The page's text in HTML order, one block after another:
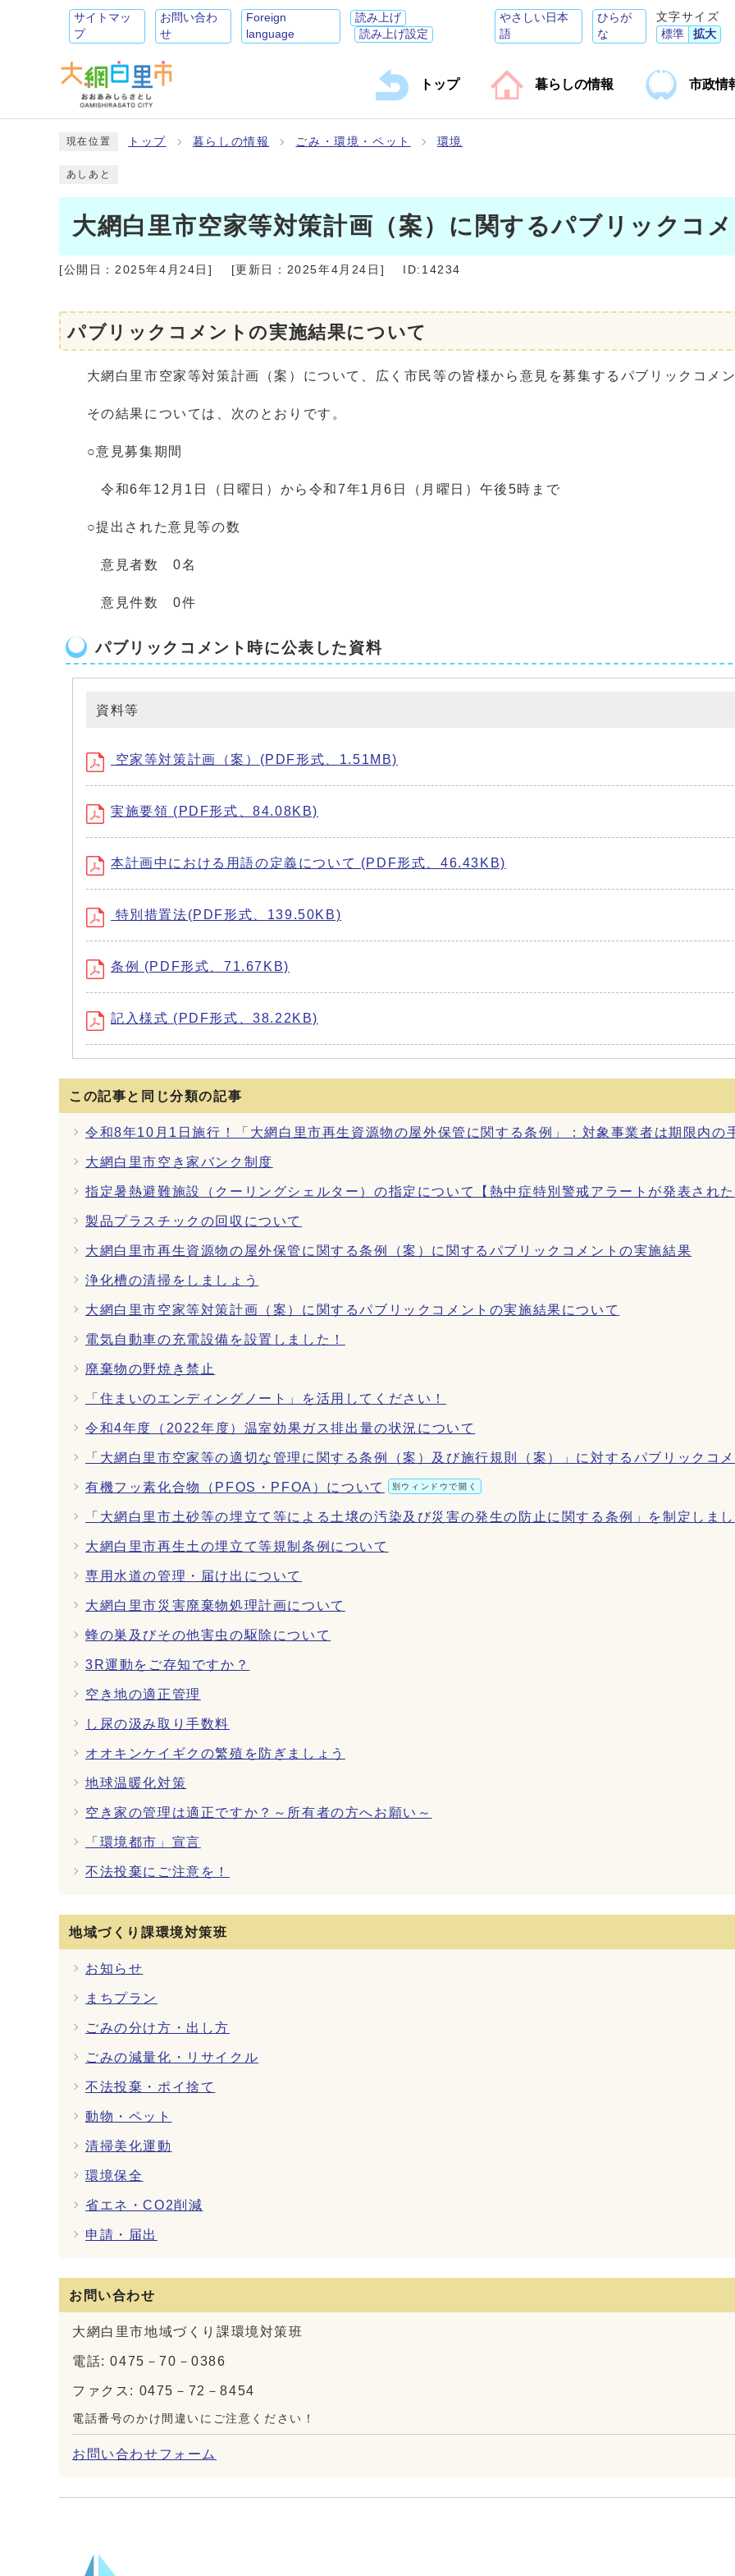
サイトマッ
プ
お問い合わ
せ
Foreign
language
読み上げ
読み上げ設定
やさしい日本
語
ひらが
な
文字サイズ
標準
拡大
トップ 暮らしの情報 市政情
現在位置 トップ 暮らしの情報 ごみ・環境・ペット 環境
あしあと
大網白里市空家等対策計画（案）に関するパブリックコ
[公開日： 2025年4月24日 ] [更新日： 2025年4月24日 ] ID:14234
パブリックコメントの実施結果について
大網白里市空家等対策計画（案）について、広く市民等の皆様から意見を募集するパブリックコメ
その結果については、次のとおりです。
○意見募集期間
令和6年12月1日（日曜日）から令和7年1月6日（月曜日）午後5時まで
○提出された意見等の数
意見者数 0名
意見件数 0件
パブリックコメント時に公表した資料
資料等
空家等対策計画（案）(PDF形式、1.51MB)
実施要領 (PDF形式、84.08KB)
本計画中における用語の定義について (PDF形式、46.43KB)
特別措置法(PDF形式、139.50KB)
条例 (PDF形式、71.67KB)
記入様式 (PDF形式、38.22KB)
この記事と同じ分類の記事
令和8年10月1日施行！「大網白里市再生資源物の屋外保管に関する条例」：対象事業者は期限内の
大網白里市空き家バンク制度
指定暑熱避難施設（クーリングシェルター）の指定について【熱中症特別警戒アラートが発表され
製品プラスチックの回収について
大網白里市再生資源物の屋外保管に関する条例（案）に関するパブリックコメントの実施結果
浄化槽の清掃をしましょう
大網白里市空家等対策計画（案）に関するパブリックコメントの実施結果について
電気自動車の充電設備を設置しました！
廃棄物の野焼き禁止
「住まいのエンディングノート」を活用してください！
令和4年度（2022年度）温室効果ガス排出量の状況について
「大網白里市空家等の適切な管理に関する条例（案）及び施行規則（案）」に対するパブリックコ
有機フッ素化合物（PFOS・PFOA）について 別ウィンドウで開く
「大網白里市土砂等の埋立て等による土壌の汚染及び災害の発生の防止に関する条例」を制定しま
大網白里市再生土の埋立て等規制条例について
専用水道の管理・届け出について
大網白里市災害廃棄物処理計画について
蜂の巣及びその他害虫の駆除について
3R運動をご存知ですか？
空き地の適正管理
し尿の汲み取り手数料
オオキンケイギクの繁殖を防ぎましょう
地球温暖化対策
空き家の管理は適正ですか？～所有者の方へお願い～
「環境都市」宣言
不法投棄にご注意を！
地域づくり課環境対策班
お知らせ
まちプラン
ごみの分け方・出し方
ごみの減量化・リサイクル
不法投棄・ポイ捨て
動物・ペット
清掃美化運動
環境保全
省エネ・CO2削減
申請・届出
お問い合わせ
大網白里市地域づくり課環境対策班
電話: 0475－70－0386
ファクス: 0475－72－8454
電話番号のかけ間違いにご注意ください！
お問い合わせフォーム